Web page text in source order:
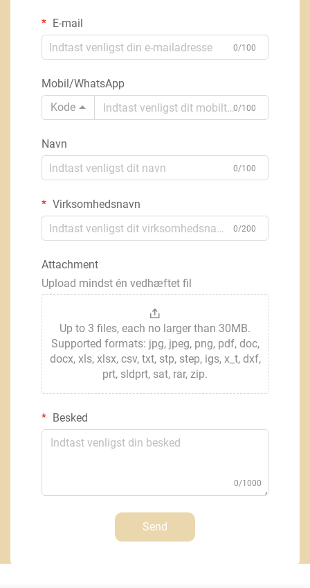
E-mail
0/100
Mobil/WhatsApp
Kode
0/100
Navn
0/100
Virksomhedsnavn
0/200
Attachment
Upload mindst én vedhæftet fil
Up to 3 files, each no larger than 30MB.
Supported formats: jpg, jpeg, png, pdf, doc,
docx, xls, xlsx, csv, txt, stp, step, igs, x_t, dxf,
prt, sldprt, sat, rar, zip.
Besked
0/1000
Send